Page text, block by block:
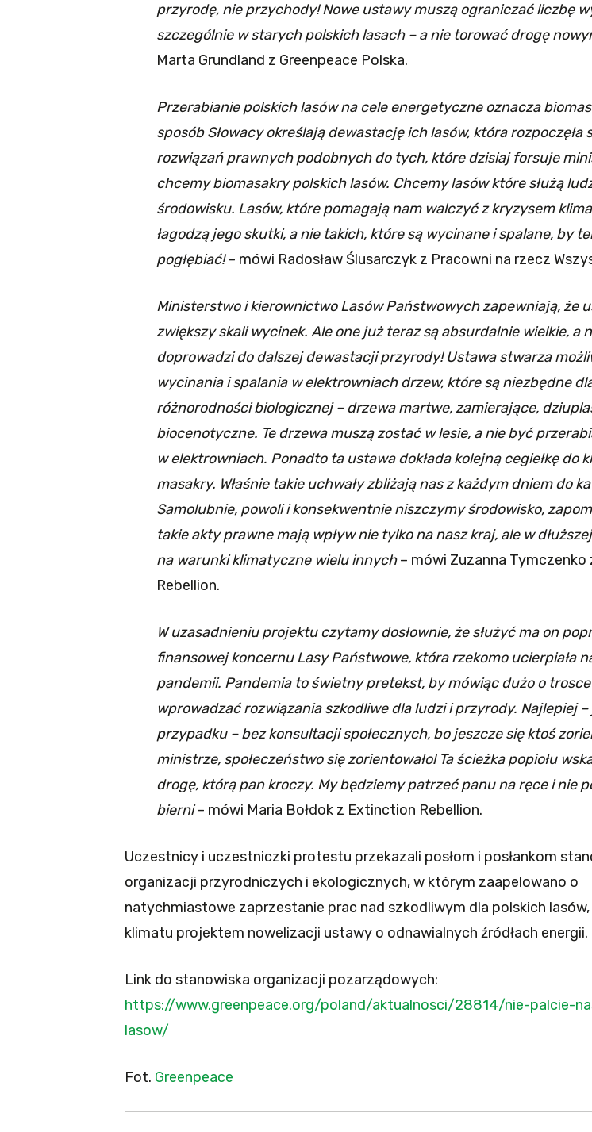
przyrodę, nie przychody! Nowe ustawy muszą ograniczać liczbę
szczególnie w starych polskich lasach – a nie torować drogę
Marta Grundland z Greenpeace Polska.
Przerabianie polskich lasów na cele energetyczne oznacza
sposób Słowacy określają dewastację ich lasów, która rozpoczęła
rozwiązań prawnych podobnych do tych, które dzisiaj forsuje
chcemy biomasakry polskich lasów. Chcemy lasów które służą
środowisku. Lasów, które pomagają nam walczyć z kryzysem
łagodzą jego skutki, a nie takich, które są wycinane i spalane, by
pogłębiać!– mówi Radosław Ślusarczyk z Pracowni na rzecz
Ministerstwo i kierownictwo Lasów Państwowych zapewniają, że
zwiększy skali wycinek. Ale one już teraz są absurdalnie wielkie, a
doprowadzi do dalszej dewastacji przyrody! Ustawa stwarza
wycinania i spalania w elektrowniach drzew, które są niezbędne
różnorodności biologicznej – drzewa martwe, zamierające,
biocenotyczne. Te drzewa muszą zostać w lesie, a nie być
w elektrowniach. Ponadto ta ustawa dokłada kolejną cegiełkę do
masakry. Właśnie takie uchwały zbliżają nas z każdym dniem do
Samolubnie, powoli i konsekwentnie niszczymy środowisko,
takie akty prawne mają wpływ nie tylko na nasz kraj, ale w
na warunki klimatyczne wielu innych– mówi Zuzanna
Rebellion.
W uzasadnieniu projektu czytamy dosłownie, że służyć ma on
finansowej koncernu Lasy Państwowe, która rzekomo ucierpiała
pandemii. Pandemia to świetny pretekst, by mówiąc dużo o
wprowadzać rozwiązania szkodliwe dla ludzi i przyrody. Najlepiej
przypadku – bez konsultacji społecznych, bo jeszcze się ktoś
ministrze, społeczeństwo się zorientowało! Ta ścieżka popiołu
drogę, którą pan kroczy. My będziemy patrzeć panu na ręce i nie
bierni– mówi Maria Bołdok z Extinction Rebellion.
Uczestnicy i uczestniczki protestu przekazali posłom i posłankom
organizacji przyrodniczych i ekologicznych, w którym zaapelowano o
natychmiastowe zaprzestanie prac nad szkodliwym dla polskich
klimatu projektem nowelizacji ustawy o odnawialnych źródłach energii.
Link do stanowiska organizacji pozarządowych:
https://www.greenpeace.org/poland/aktualnosci/28814/nie-palcie-
lasow/
Fot. Greenpeace